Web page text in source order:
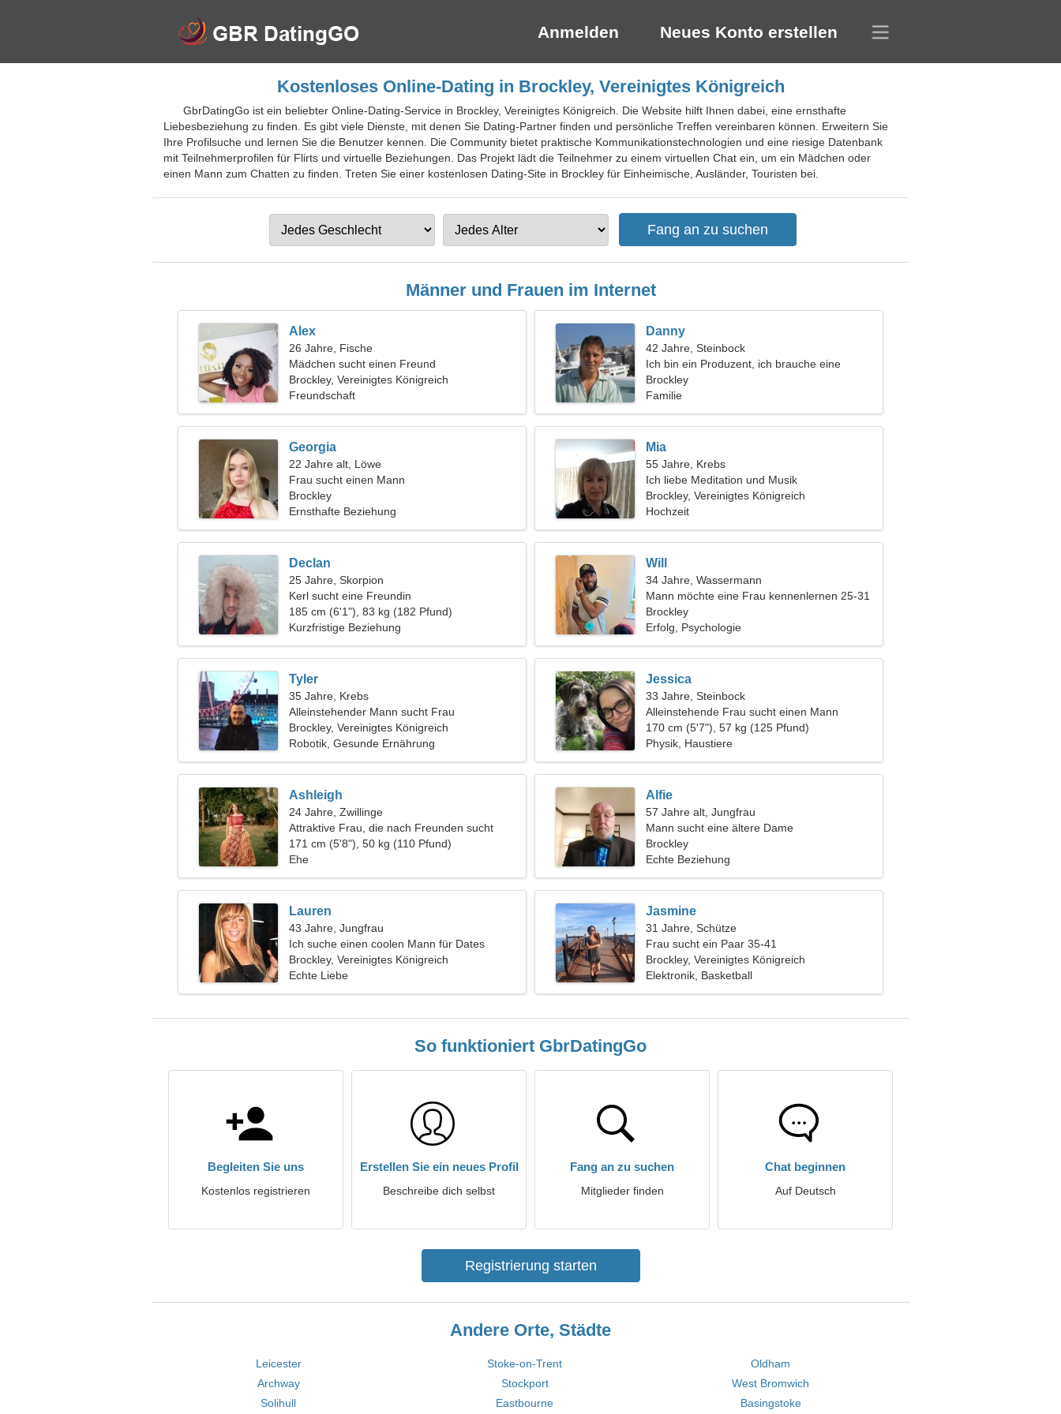
Anmelden Neues Konto erstellen
Kostenloses Online-Dating in Brockley, Vereinigtes Königreich
GbrDatingGo ist ein beliebter Online-Dating-Service in Brockley, Vereinigtes Königreich. Die Website hilft Ihnen dabei, eine ernsthafte
Liebesbeziehung zu finden. Es gibt viele Dienste, mit denen Sie Dating-Partner finden und persönliche Treffen vereinbaren können. Erweitern Sie
Ihre Profilsuche und lernen Sie die Benutzer kennen. Die Community bietet praktische Kommunikationstechnologien und eine riesige Datenbank
mit Teilnehmerprofilen für Flirts und virtuelle Beziehungen. Das Projekt lädt die Teilnehmer zu einem virtuellen Chat ein, um ein Mädchen oder
einen Mann zum Chatten zu finden. Treten Sie einer kostenlosen Dating-Site in Brockley für Einheimische, Ausländer, Touristen bei.
Männer und Frauen im Internet
Alex
26 Jahre, Fische
Mädchen sucht einen Freund
Brockley, Vereinigtes Königreich
Freundschaft
Danny
42 Jahre, Steinbock
Ich bin ein Produzent, ich brauche eine
energische Frau
Brockley
Familie
Georgia
22 Jahre alt, Löwe
Frau sucht einen Mann
Brockley
Ernsthafte Beziehung
Mia
55 Jahre, Krebs
Ich liebe Meditation und Musik
Brockley, Vereinigtes Königreich
Hochzeit
Declan
25 Jahre, Skorpion
Kerl sucht eine Freundin
185 cm (6'1"), 83 kg (182 Pfund)
Kurzfristige Beziehung
Will
34 Jahre, Wassermann
Mann möchte eine Frau kennenlernen 25-31
Brockley
Erfolg, Psychologie
Tyler
35 Jahre, Krebs
Alleinstehender Mann sucht Frau
Brockley, Vereinigtes Königreich
Robotik, Gesunde Ernährung
Jessica
33 Jahre, Steinbock
Alleinstehende Frau sucht einen Mann
170 cm (5'7"), 57 kg (125 Pfund)
Physik, Haustiere
Ashleigh
24 Jahre, Zwillinge
Attraktive Frau, die nach Freunden sucht
171 cm (5'8"), 50 kg (110 Pfund)
Ehe
Alfie
57 Jahre alt, Jungfrau
Mann sucht eine ältere Dame
Brockley
Echte Beziehung
Lauren
43 Jahre, Jungfrau
Ich suche einen coolen Mann für Dates
Brockley, Vereinigtes Königreich
Echte Liebe
Jasmine
31 Jahre, Schütze
Frau sucht ein Paar 35-41
Brockley, Vereinigtes Königreich
Elektronik, Basketball
So funktioniert GbrDatingGo
Begleiten Sie uns
Kostenlos registrieren
Erstellen Sie ein neues Profil
Beschreibe dich selbst
Fang an zu suchen
Mitglieder finden
Chat beginnen
Auf Deutsch
Registrierung starten
Andere Orte, Städte
Leicester Stoke-on-Trent
Oldham
Archway
Stockport
West Bromwich
Solihull
Eastbourne Basingstoke